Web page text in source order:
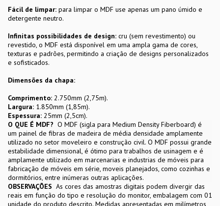
Fácil de limpar: para limpar o MDF use apenas um pano úmido e
detergente neutro.
Infinitas possibilidades de design: cru (sem revestimento) ou
revestido, o MDF está disponível em uma ampla gama de cores,
texturas e padrões, permitindo a criação de designs personalizados
e sofisticados.
Dimensões da chapa:
Comprimento: 2.750mm (2,75m).
Largura: 1.850mm (1,85m).
Espessura: 25mm (2,5cm).
O QUE É MDF? O MDF (sigla para Medium Density Fiberboard) é
um painel de fibras de madeira de média densidade amplamente
utilizado no setor moveleiro e construção civil. O MDF possui grande
estabilidade dimensional, é ótimo para trabalhos de usinagem e é
amplamente utilizado em marcenarias e industrias de móveis para
fabricação de móveis em série, moveis planejados, como cozinhas e
dormitórios, entre inúmeras outras aplicações.
OBSERVAÇÕES As cores das amostras digitais podem divergir das
reais em função do tipo e resolução do monitor, embalagem com 01
unidade do produto descrito. Medidas apresentadas em milímetros